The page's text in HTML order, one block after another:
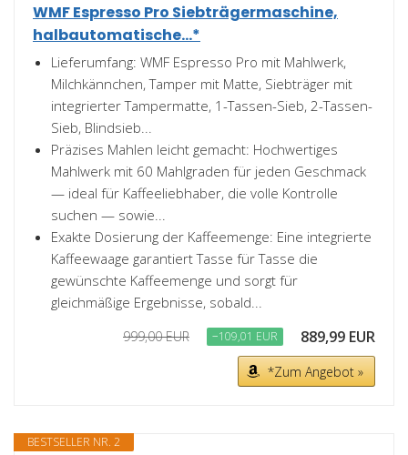
WMF Espresso Pro Siebträgermaschine,
halbautomatische...*
Lieferumfang: WMF Espresso Pro mit Mahlwerk,
Milchkännchen, Tamper mit Matte, Siebträger mit
integrierter Tampermatte, 1-Tassen-Sieb, 2-Tassen-
Sieb, Blindsieb...
Präzises Mahlen leicht gemacht: Hochwertiges
Mahlwerk mit 60 Mahlgraden für jeden Geschmack
— ideal für Kaffeeliebhaber, die volle Kontrolle
suchen — sowie...
Exakte Dosierung der Kaffeemenge: Eine integrierte
Kaffeewaage garantiert Tasse für Tasse die
gewünschte Kaffeemenge und sorgt für
gleichmäßige Ergebnisse, sobald...
999,00 EUR −109,01 EUR 889,99 EUR
*Zum Angebot »
BESTSELLER NR. 2